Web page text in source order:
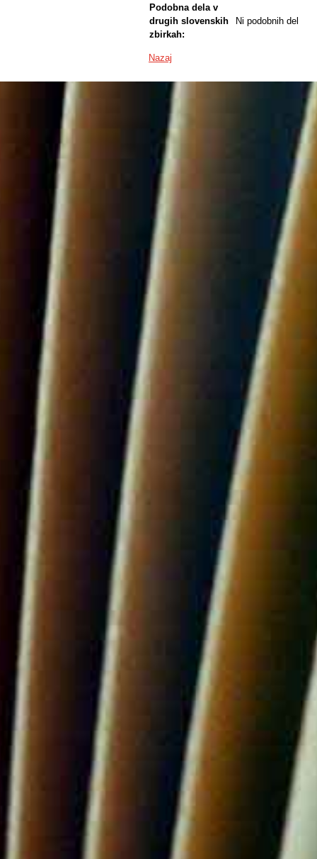
Podobna dela v
drugih slovenskih
zbirkah:
Ni podobnih del
Nazaj